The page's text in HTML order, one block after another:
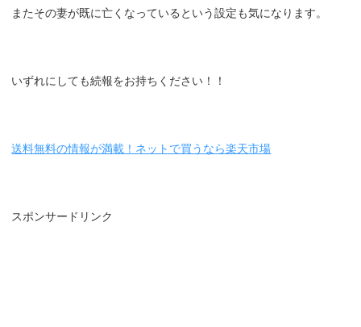
またその妻が既に亡くなっているという設定も気になります。
いずれにしても続報をお持ちください！！
送料無料の情報が満載！ネットで買うなら楽天市場
スポンサードリンク